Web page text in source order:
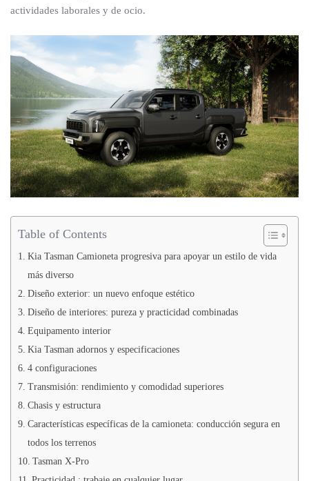
actividades laborales y de ocio.
Table of Contents
Kia Tasman Camioneta progresiva para apoyar un estilo de vida
más diverso
Diseño exterior: un nuevo enfoque estético
Diseño de interiores: pureza y practicidad combinadas
Equipamento interior
Kia Tasman adornos y especificaciones
4 configuraciones
Transmisión: rendimiento y comodidad superiores
Chasis y estructura
Características específicas de la camioneta: conducción segura en
todos los terrenos
Tasman X-Pro